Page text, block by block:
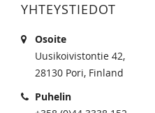
YHTEYSTIEDOT
Osoite
Uusikoivistontie 42,
28130 Pori, Finland
Puhelin